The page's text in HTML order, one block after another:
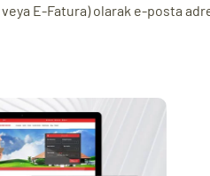
E-Fatura) olarak e-posta